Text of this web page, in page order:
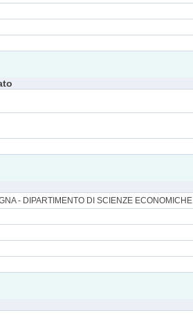
- DIPARTIMENTO DI SCIENZE ECONOMICHE